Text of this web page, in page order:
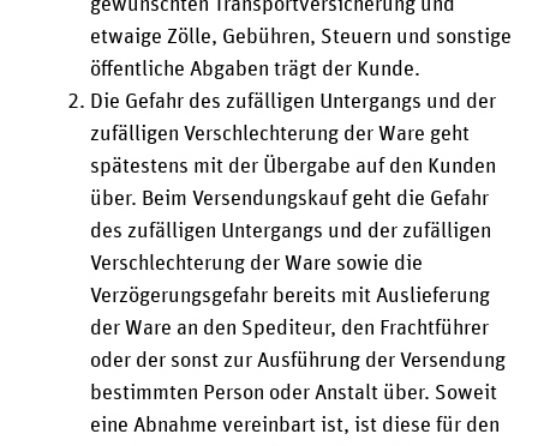
gewünschten Transportversicherung und
etwaige Zölle, Gebühren, Steuern und sonstige
öffentliche Abgaben trägt der Kunde.
Die Gefahr des zufälligen Untergangs und der
zufälligen Verschlechterung der Ware geht
spätestens mit der Übergabe auf den Kunden
über. Beim Versendungskauf geht die Gefahr
des zufälligen Untergangs und der zufälligen
Verschlechterung der Ware sowie die
Verzögerungsgefahr bereits mit Auslieferung
der Ware an den Spediteur, den Frachtführer
oder der sonst zur Ausführung der Versendung
bestimmten Person oder Anstalt über. Soweit
eine Abnahme vereinbart ist, ist diese für den